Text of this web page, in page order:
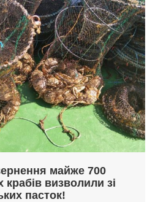
майже 700
визволили зі
пасток!